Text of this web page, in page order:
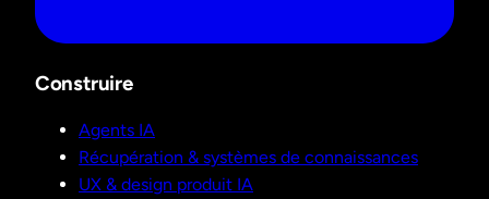
Construire
Agents IA
Récupération & systèmes de connaissances
UX & design produit IA